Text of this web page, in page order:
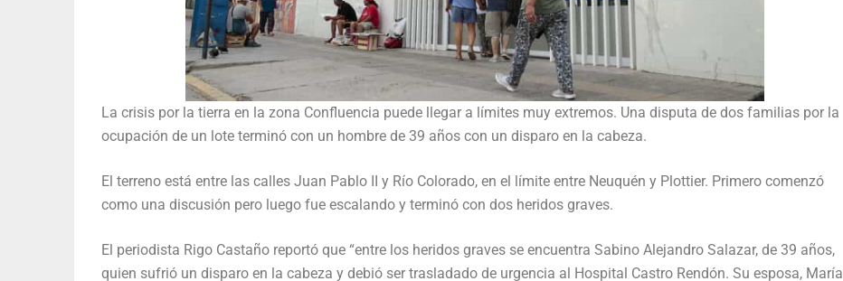
La crisis por la tierra en la zona Confluencia puede llegar a límites muy extremos. Una disputa de dos familias por la
ocupación de un lote terminó con un hombre de 39 años con un disparo en la cabeza.
El terreno está entre las calles Juan Pablo II y Río Colorado, en el límite entre Neuquén y Plottier. Primero comenzó
como una discusión pero luego fue escalando y terminó con dos heridos graves.
El periodista Rigo Castaño reportó que “entre los heridos graves se encuentra Sabino Alejandro Salazar, de 39 años,
quien sufrió un disparo en la cabeza y debió ser trasladado de urgencia al Hospital Castro Rendón. Su esposa, María